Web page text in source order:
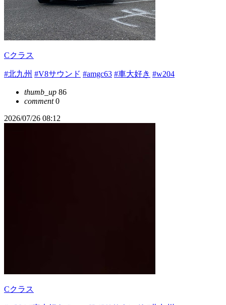
Cクラス
#北九州 #V8サウンド #amgc63 #車大好き #w204
thumb_up 86
comment0
2026/07/26 08:12
Cクラス